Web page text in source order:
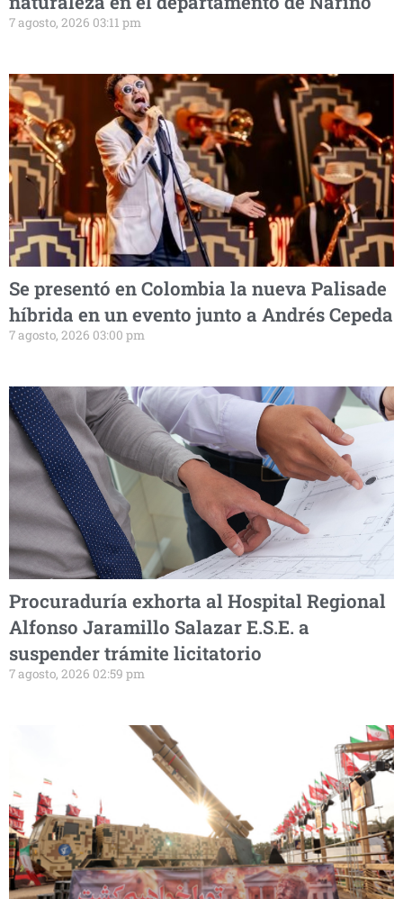
7 agosto, 2026 03:11 pm
Se presentó en Colombia la nueva Palisade
híbrida en un evento junto a Andrés Cepeda
7 agosto, 2026 03:00 pm
Procuraduría exhorta al Hospital Regional
Alfonso Jaramillo Salazar E.S.E. a
suspender trámite licitatorio
7 agosto, 2026 02:59 pm